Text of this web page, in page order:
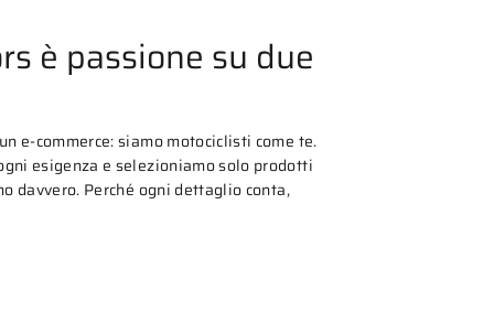
è passione su due
e-commerce: siamo motociclisti come te.
esigenza e selezioniamo solo prodotti
davvero. Perché ogni dettaglio conta,